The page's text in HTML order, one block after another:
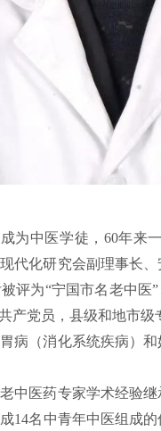
成为中医学徒，60年来
代化研究会副理事长
评为“宁国市名老中医
党员，县级和地市级
病（消化系统疾病）
中医药专家学术经验
14名中青年中医组成